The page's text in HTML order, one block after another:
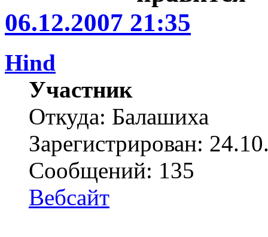
06.12.2007 21:35
Hind
Участник
Откуда: Балашиха
Зарегистрирован:
Сообщений: 135
Вебсайт